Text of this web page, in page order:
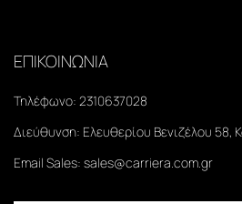
ΕΠΙΚΟΙΝΩΝΙΑ
Τηλέφωνο: 2310637028
Διεύθυνση: Ελευθερίου Βενιζέλου 58,
Email Sales: sales@carriera.com.gr